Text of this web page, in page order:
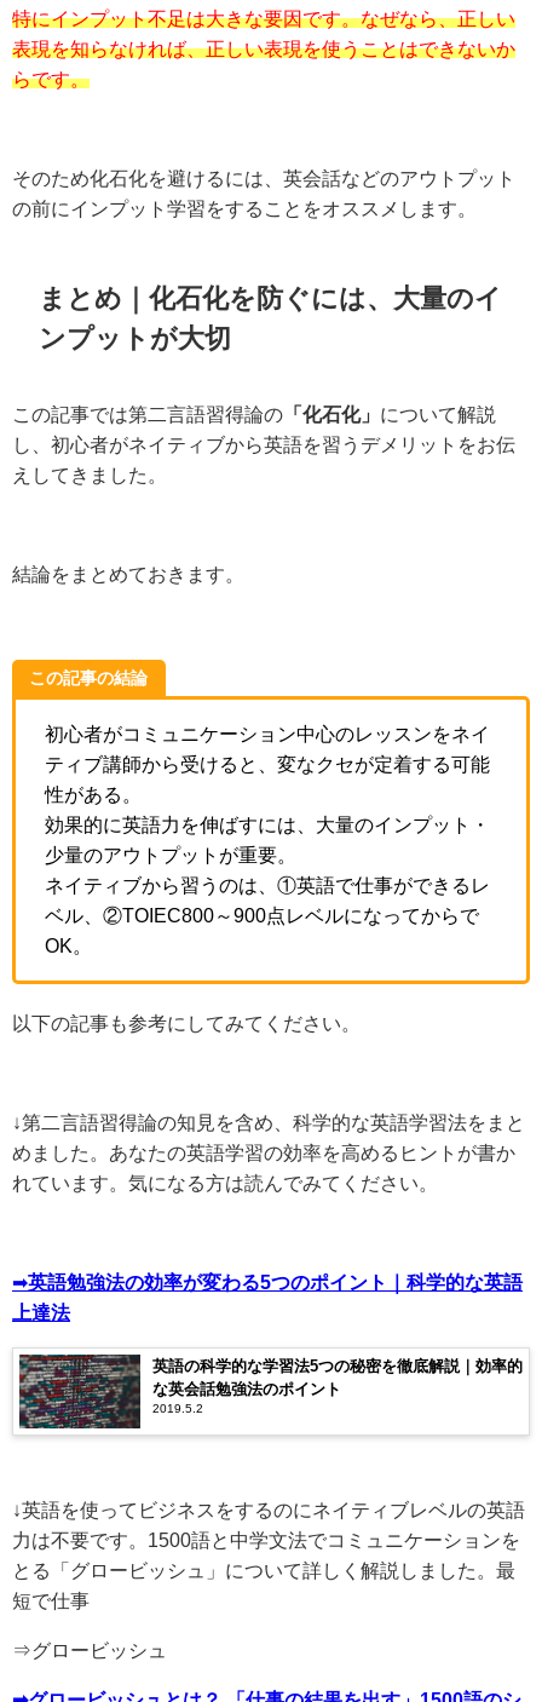
特にインプット不足は大きな要因です。なぜなら、正しい
表現を知らなければ、正しい表現を使うことはできないか
らです。
そのため化石化を避けるには、英会話などのアウトプット
の前にインプット学習をすることをオススメします。
まとめ｜化石化を防ぐには、大量のイ
ンプットが大切
この記事では第二言語習得論の 「化石化」 について解説
し、初心者がネイティブから英語を習うデメリットをお伝
えしてきました。
結論をまとめておきます。
この記事の結論
初心者がコミュニケーション中心のレッスンをネイ
ティブ講師から受けると、変なクセが定着する可能
性がある。
効果的に英語力を伸ばすには、大量のインプット・
少量のアウトプットが重要。
ネイティブから習うのは、①英語で仕事ができるレ
ベル、②TOIEC800～900点レベルになってからで
OK。
以下の記事も参考にしてみてください。
↓第二言語習得論の知見を含め、科学的な英語学習法をまと
めました。あなたの英語学習の効率を高めるヒントが書か
れています。気になる方は読んでみてください。
➡英語勉強法の効率が変わる5つのポイント｜科学的な英語
上達法
英語の科学的な学習法5つの秘密を徹底解説｜効率的
な英会話勉強法のポイント
2019.5.2
↓英語を使ってビジネスをするのにネイティブレベルの英語
力は不要です。1500語と中学文法でコミュニケーションを
とる「グロービッシュ」について詳しく解説しました。最
短で仕事
⇒グロービッシュ